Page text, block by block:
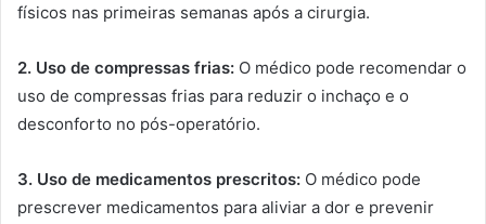
físicos nas primeiras semanas após a cirurgia.
2. Uso de compressas frias: O médico pode recomendar o
uso de compressas frias para reduzir o inchaço e o
desconforto no pós-operatório.
3. Uso de medicamentos prescritos: O médico pode
prescrever medicamentos para aliviar a dor e prevenir